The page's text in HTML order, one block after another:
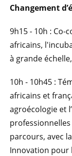
Changement
9h15 - 10h : Co-
africains,
à grande échelle,
10h - 10h45 :
africains et
agroécologie et
parcours, avec
Innovation pour